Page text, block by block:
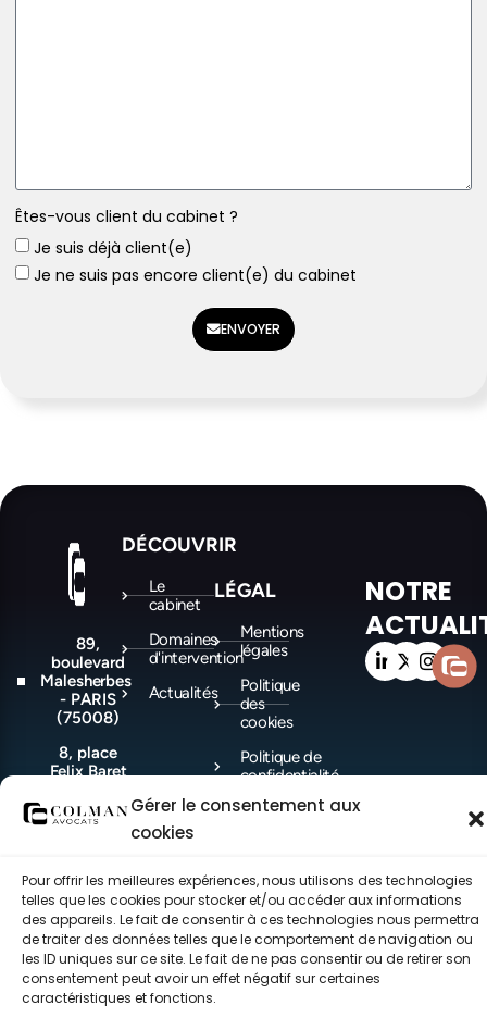
Gérer le consentement aux
cookies
Pour offrir les meilleures expériences, nous utilisons des technologies
telles que les cookies pour stocker et/ou accéder aux informations
des appareils. Le fait de consentir à ces technologies nous permettra
de traiter des données telles que le comportement de navigation ou
les ID uniques sur ce site. Le fait de ne pas consentir ou de retirer son
consentement peut avoir un effet négatif sur certaines
caractéristiques et fonctions.
Êtes-vous client du cabinet ?
Je suis déjà client(e)
Je ne suis pas encore client(e) du cabinet
ENVOYER
89,
boulevard
Malesherbes
- PARIS
(75008)
8, place
Felix Baret
MARSEILLE
(13006)
DÉCOUVRIR
Le
cabinet
Domaines
d'intervention
Actualités
LÉGAL
Mentions
légales
Politique
des
cookies
Politique de
confidentialité
NOTRE
©COLMAN Avocats 2021-2026 – Tous droits réservés – made with ♥ by
CEC.